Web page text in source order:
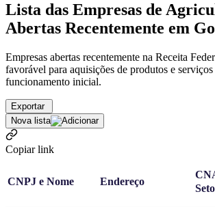
Lista das Empresas de
Abertas Recentemente em
Empresas abertas recentemente na Receita
favorável para aquisições de produtos e serviços
funcionamento inicial.
Exportar
Nova lista
Copiar link
CNPJ e Nome Endereço